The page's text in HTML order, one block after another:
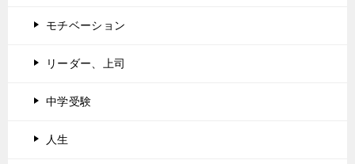
モチベーション
リーダー、上司
中学受験
人生